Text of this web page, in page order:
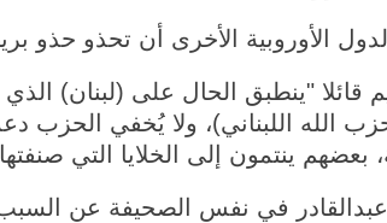
الأوروبية الأخرى أن تحذو حذو
قائلا "ينطبق الحال على (لبنان)
الله اللبناني)، ولا يُخفي الحزب دعمه
بعضهم ينتمون إلى الخلايا التي
في نفس الصحيفة عن